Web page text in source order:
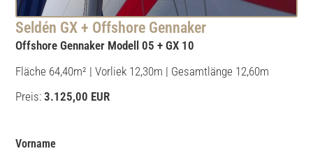
Seldén GX + Offshore Gennaker
Offshore Gennaker Modell 05 + GX 10
Fläche 64,40m² | Vorliek 12,30m | Gesamtlänge 12,60m
Preis:3.125,00 EUR
Vorname